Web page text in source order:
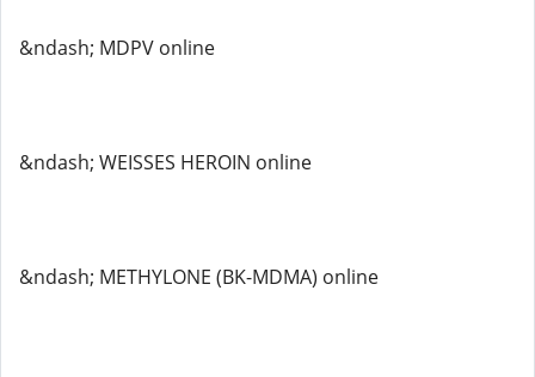
&ndash; MDPV online
&ndash; WEISSES HEROIN online
&ndash; METHYLONE (BK-MDMA) online